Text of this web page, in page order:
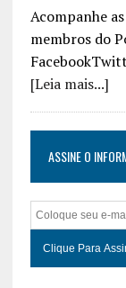
Acompanhe
membros do
[Leia mais...]
ASSINE O